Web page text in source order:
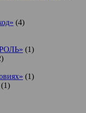
(4)
(1)
(1)
(1)